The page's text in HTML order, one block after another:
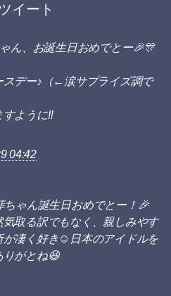
イート
ん、お誕生日おめでとー🎉🎊
スデー♪（←涙サプライズ調で
すように‼️
04:42
ちゃん誕生日おめでとー！🎉
取る訳でもなく、親しみやす
が凄く好き☺️日本のアイドルを
りがとね😆